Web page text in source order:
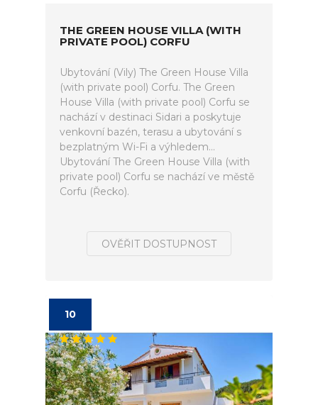
THE GREEN HOUSE VILLA (WITH
PRIVATE POOL) CORFU
Ubytování (Vily) The Green House Villa
(with private pool) Corfu. The Green
House Villa (with private pool) Corfu se
nachází v destinaci Sidari a poskytuje
venkovní bazén, terasu a ubytování s
bezplatným Wi-Fi a výhledem...
Ubytování The Green House Villa (with
private pool) Corfu se nachází ve městě
Corfu (Řecko).
OVĚŘIT DOSTUPNOST
10